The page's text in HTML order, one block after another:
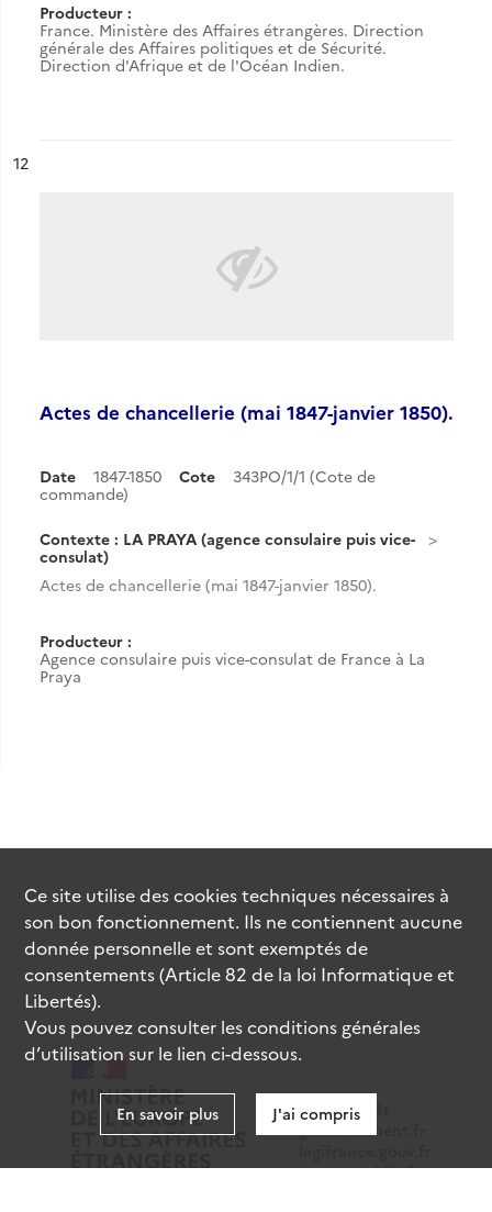
Producteur :
France. Ministère des Affaires étrangères. Direction
générale des Affaires politiques et de Sécurité.
Direction d'Afrique et de l'Océan Indien.
n°
12
Actes de chancellerie (mai 1847-janvier 1850).
Date 1847-1850 Cote
343PO/1/1 (Cote de
commande)
Contexte : LA PRAYA (agence consulaire puis vice-
consulat)
Actes de chancellerie (mai 1847-janvier 1850).
Producteur :
Agence consulaire puis vice-consulat de France à La
Praya
data.gouv.fr
gouvernement.fr
service-public.fr
Ce site utilise descookiestechniques nécessaires à
son bon fonctionnement. Ils ne contiennent aucune
donnée personnelle et sont exemptés de
consentements (Article 82 de la loi Informatique et
Libertés).
Vous pouvez consulter les conditions générales
d’utilisation sur le lien ci-dessous.
En savoir plus J'ai compris